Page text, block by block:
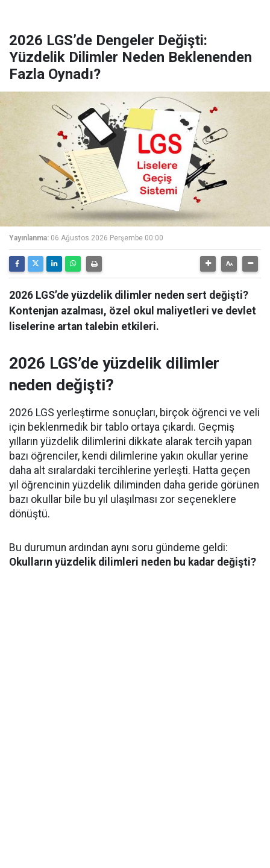
2026 LGS’de Dengeler Değişti:
Yüzdelik Dilimler Neden Beklenenden
Fazla Oynadı?
Yayınlanma: 06 Ağustos 2026 Perşembe 00:00
2026 LGS’de yüzdelik dilimler neden sert değişti?
Kontenjan azalması, özel okul maliyetleri ve devlet
liselerine artan talebin etkileri.
2026 LGS’de yüzdelik dilimler
neden değişti?
2026 LGS yerleştirme sonuçları, birçok öğrenci ve veli
için beklenmedik bir tablo ortaya çıkardı. Geçmiş
yılların yüzdelik dilimlerini dikkate alarak tercih yapan
bazı öğrenciler, kendi dilimlerine yakın okullar yerine
daha alt sıralardaki tercihlerine yerleşti. Hatta geçen
yıl öğrencinin yüzdelik diliminden daha geride görünen
bazı okullar bile bu yıl ulaşılması zor seçeneklere
dönüştü.
Bu durumun ardından aynı soru gündeme geldi:
Okulların yüzdelik dilimleri neden bu kadar değişti?